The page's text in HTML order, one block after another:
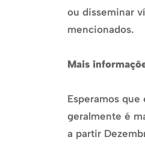
ou disseminar
mencionados.
Mais
Esperamos
geralmente é
a partir